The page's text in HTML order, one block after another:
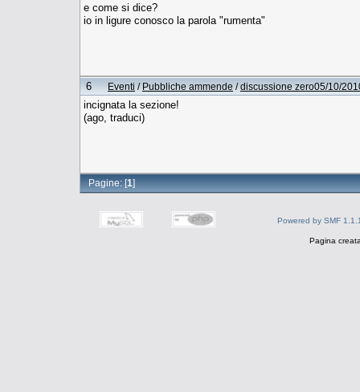
e come si dice?
io in ligure conosco la parola "rumenta"
6 Eventi / Pubbliche ammende /discussione zero05/10/
incignata la sezione!
(ago, traduci)
Pagine: [1]
Powered by SMF
Pagina